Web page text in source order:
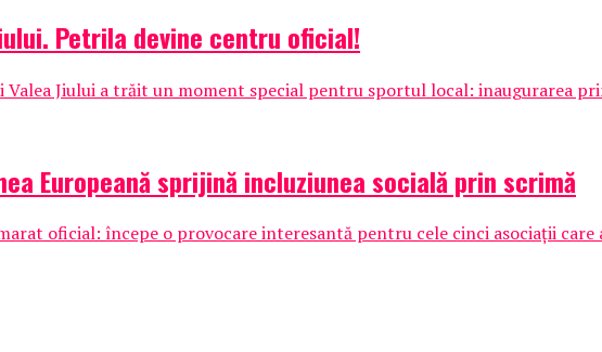
Petrila devine centru oficial!
Jiului a trăit un moment special pentru sportul local: inaugurarea
Europeană sprijină incluziunea socială prin scrimă
oficial: începe o provocare interesantă pentru cele cinci asociații care